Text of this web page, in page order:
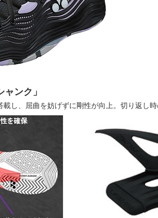
ンク」
し、屈曲を妨げずに剛性が向上。切り返し